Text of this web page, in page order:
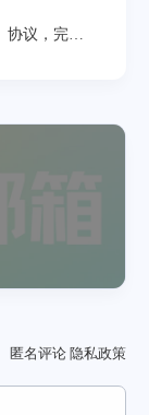
协议，完整
匿名评论 隐私政策